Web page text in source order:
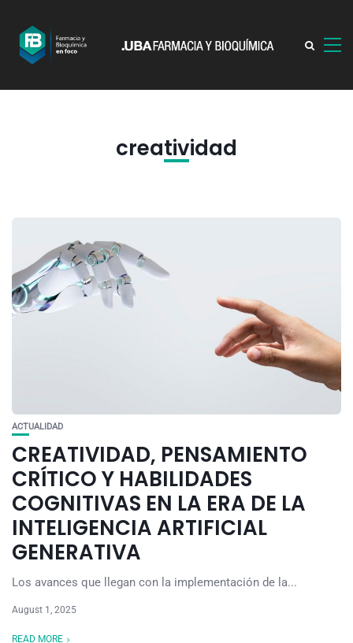
creatividad
ACTUALIDAD
CREATIVIDAD, PENSAMIENTO
CRÍTICO Y HABILIDADES
COGNITIVAS EN LA ERA DE LA
INTELIGENCIA ARTIFICIAL
GENERATIVA
Los avances que llegan con la implementación de la...
August 1, 2025
READ MORE